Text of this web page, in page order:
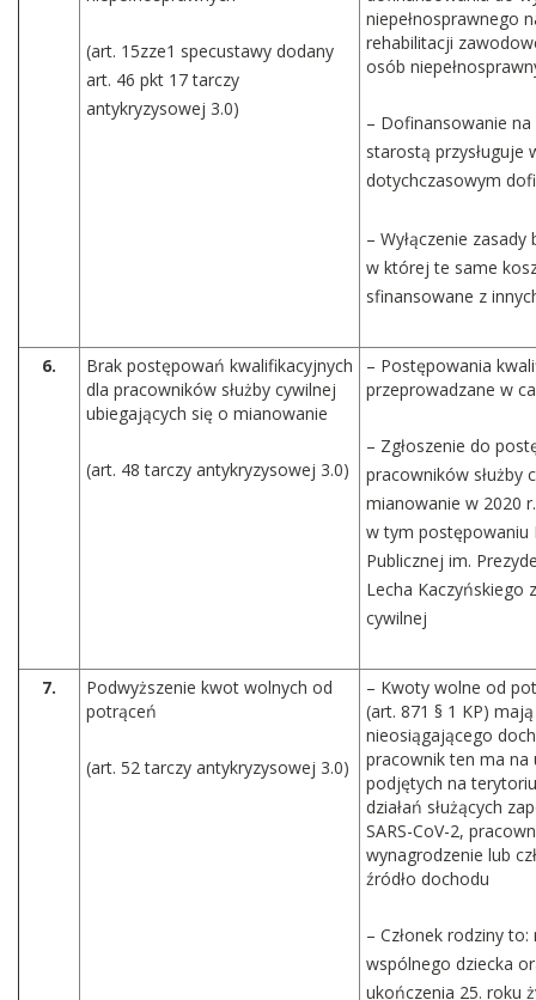
(art. 15zze1 specustawy dodany
art. 46 pkt 17 tarczy
antykryzysowej 3.0)
niepełnosprawnego
rehabilitacji
osób
– Dofinansowanie
starostą przysługuje
dotychczasowym
­– Wyłączenie
w której te same
sfinansowane z
6.
Brak postępowań kwalifikacyjnych
dla pracowników służby cywilnej
ubiegających się o mianowanie
(art. 48 tarczy antykryzysowej 3.0)
– Postępowania
przeprowadzane w
– Zgłoszenie do
pracowników służby
mianowanie w 2020
w tym postępowaniu
Publicznej im.
Lecha Kaczyńskiego
cywilnej
7.
Podwyższenie kwot wolnych od
potrąceń
(art. 52 tarczy antykryzysowej 3.0)
– Kwoty wolne od
(art. 871 § 1 KP)
nieosiągającego
pracownik ten ma
podjętych na
działań służących
SARS-CoV-2,
wynagrodzenie lub
źródło dochodu
– Członek rodziny
wspólnego dziecka
ukończenia 25. roku